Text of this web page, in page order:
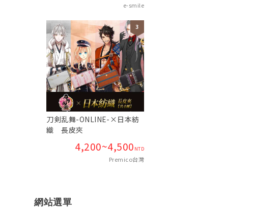
e-smile
刀剣乱舞-ONLINE-×日本紡
織 長皮夾
4,200~4,500 NTD
Premico台灣
網站選單